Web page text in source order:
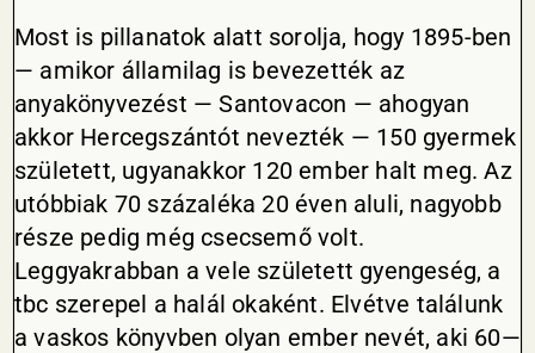
Most is pillanatok alatt sorolja, hogy 1895-ben
— amikor államilag is bevezették az
anyakönyvezést — Santovacon — ahogyan
akkor Hercegszántót nevezték — 150 gyermek
született, ugyanakkor 120 ember halt meg. Az
utóbbiak 70 százaléka 20 éven aluli, nagyobb
része pedig még csecsemő volt.
Leggyakrabban a vele született gyengeség, a
tbc szerepel a halál okaként. Elvétve találunk
a vaskos könyvben olyan ember nevét, aki 60—